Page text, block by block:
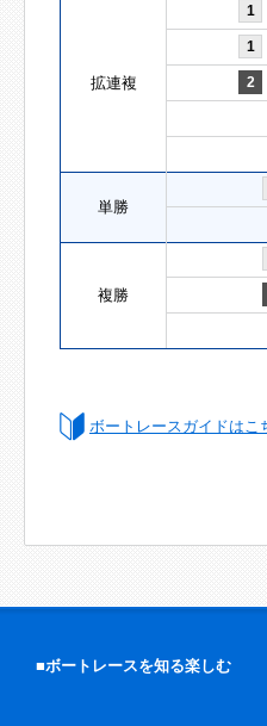
拡連複
1
1
2
単勝
複勝
ボートレースガイドはこ
■ボートレースを知る楽しむ